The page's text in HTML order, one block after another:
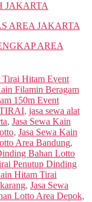
JAKARTA
AREA JAKARTA
AREA
Tirai Hitam Event
Filamin Beragam
150m Event
, jasa sewa alat
, Jasa Sewa Kain
, Jasa Sewa Kain
Area Bandung,
Bahan Lotto
Penutup Dinding
Hitam Tirai
, Jasa Sewa
Lotto Area Depok,